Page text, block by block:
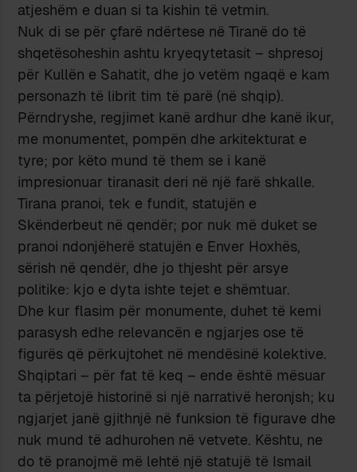
atjeshëm e duan si ta kishin të vetmin.
Nuk di se për çfarë ndërtese në Tiranë do të
shqetësoheshin ashtu kryeqytetasit – shpresoj
për Kullën e Sahatit, dhe jo vetëm ngaqë e kam
personazh të librit tim të parë (në shqip).
Përndryshe, regjimet kanë ardhur dhe kanë ikur,
me monumentet, pompën dhe arkitekturat e
tyre; por këto mund të them se i kanë
impresionuar tiranasit deri në një farë shkalle.
Tirana pranoi, tek e fundit, statujën e
Skënderbeut në qendër; por nuk më duket se
pranoi ndonjëherë statujën e Enver Hoxhës,
sërish në qendër, dhe jo thjesht për arsye
politike: kjo e dyta ishte tejet e shëmtuar.
Dhe kur flasim për monumente, duhet të kemi
parasysh edhe relevancën e ngjarjes ose të
figurës që përkujtohet në mendësinë kolektive.
Shqiptari – për fat të keq – ende është mësuar
ta përjetojë historinë si një narrativë heronjsh; ku
ngjarjet janë gjithnjë në funksion të figurave dhe
nuk mund të adhurohen në vetvete. Kështu, ne
do të pranojmë më lehtë një statujë të Ismail